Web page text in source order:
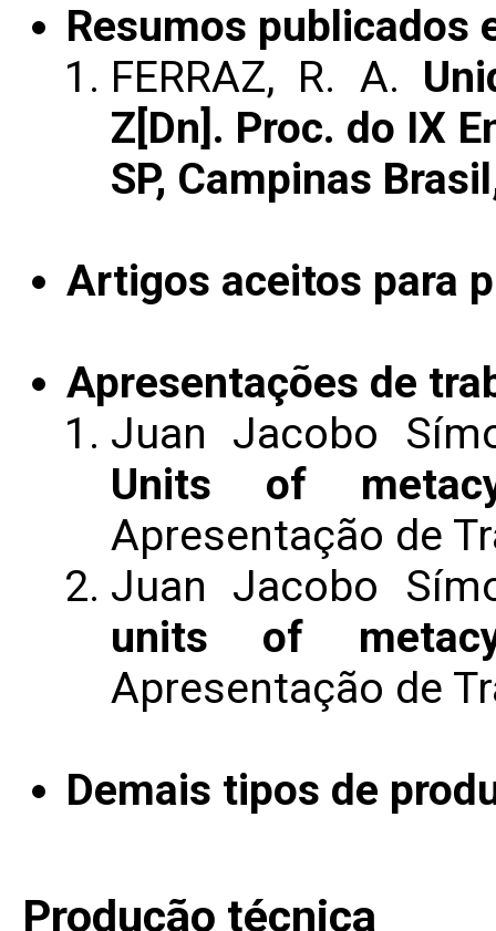
Resumos publicados
FERRAZ, R. A.
Z[Dn]. Proc. do IX
SP, Campinas
Artigos aceitos para
Apresentações de
Juan Jacobo
Units of
Apresentação de
Juan Jacobo
units of
Apresentação de
Demais tipos de
Produção técnica